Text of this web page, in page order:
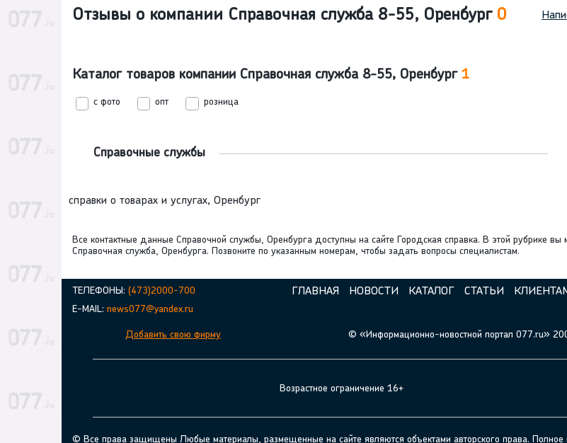
Отзывы о компании Справочная служба 8-55, Оренбург 0
Каталог товаров компании Справочная служба 8-55, Оренбург 1
с фото опт розница
Справочные службы
справки о товарах и услугах, Оренбург
Все контактные данные Справочной службы, Оренбурга доступны на сайте Городская справка. В этой рубрике
Справочная служба, Оренбурга. Позвоните по указанным номерам, чтобы задать вопросы специалистам.
ТЕЛЕФОНЫ: (473)2000-700
E-MAIL: news077@yandex.ru
Добавить свою фирму
ГЛАВНАЯ НОВОСТИ КАТАЛОГ СТАТЬИ
© «Информационно-новостной портал 077.ru»
Возрастное ограничение 16+
© Все права защищены Любые материалы, размещенные на сайте являются объектами авторского права. Полное